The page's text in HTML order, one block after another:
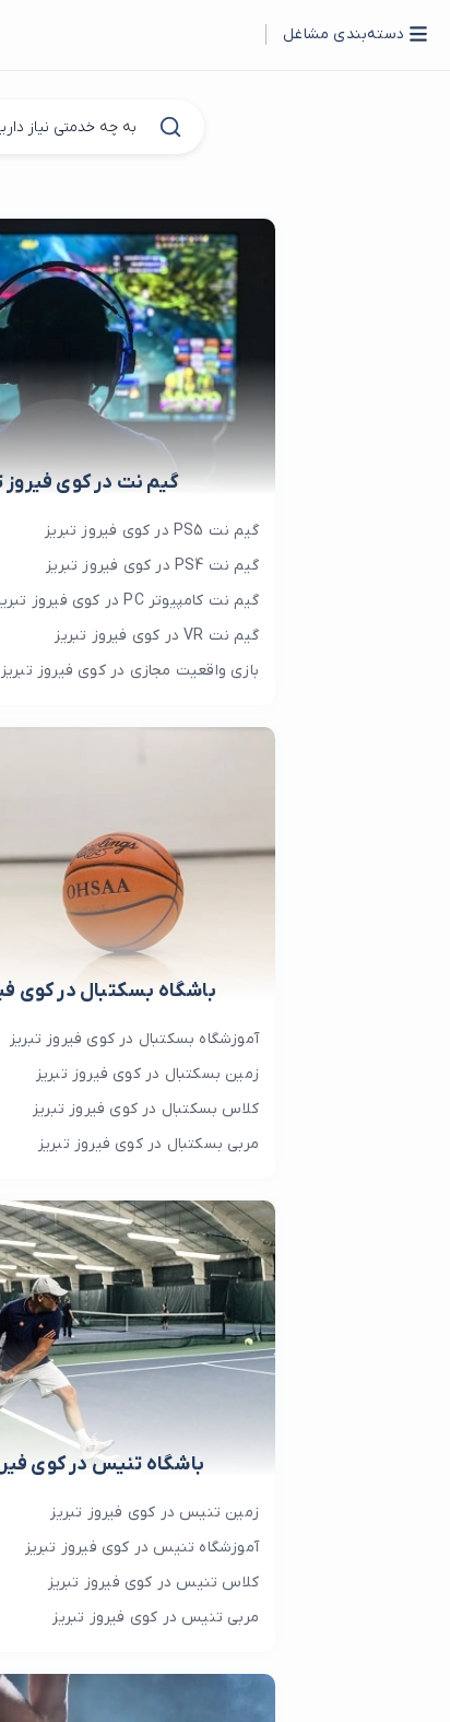
دسته‌بندی مشاغل
گیم نت در کوی فیروز
گیم نت PS5 در کوی فیروز تبریز
گیم نت PS4 در کوی فیروز تبریز
گیم نت کامپیوتر PC در کوی فیروز تبریز
گیم نت VR در کوی فیروز تبریز
بازی واقعیت مجازی در کوی فیروز تبریز
باشگاه بسکتبال در کوی
آموزشگاه بسکتبال در کوی فیروز تبریز
زمین بسکتبال در کوی فیروز تبریز
کلاس بسکتبال در کوی فیروز تبریز
مربی بسکتبال در کوی فیروز تبریز
باشگاه تنیس در کوی
زمین تنیس در کوی فیروز تبریز
آموزشگاه تنیس در کوی فیروز تبریز
کلاس تنیس در کوی فیروز تبریز
مربی تنیس در کوی فیروز تبریز